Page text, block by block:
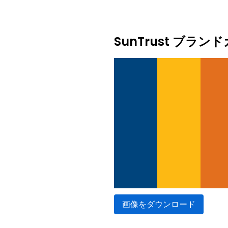
SunTrust ブランド
画像をダウンロード